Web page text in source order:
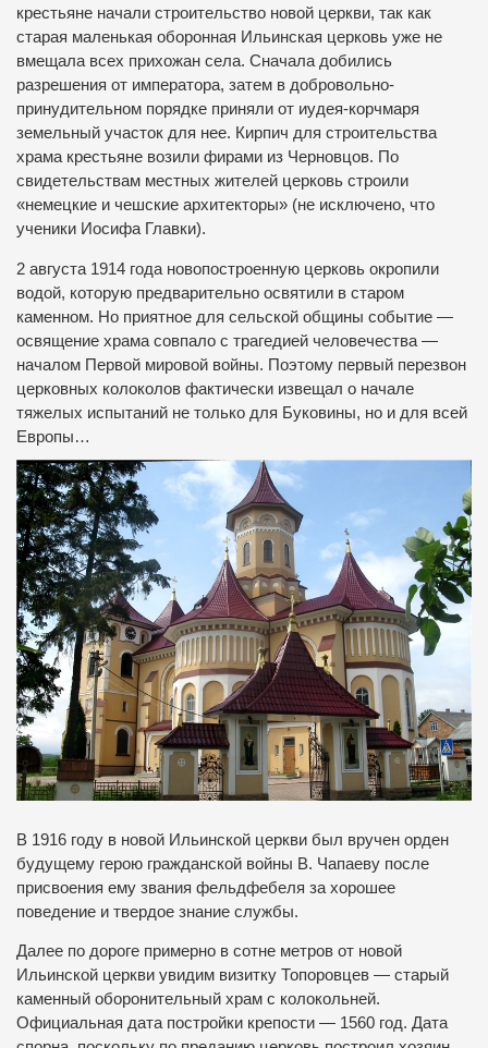
крестьяне начали строительство новой церкви, так как
старая маленькая оборонная Ильинская церковь уже не
вмещала всех прихожан села. Сначала добились
разрешения от императора, затем в добровольно-
принудительном порядке приняли от иудея-корчмаря
земельный участок для нее. Кирпич для строительства
храма крестьяне возили фирами из Черновцов. По
свидетельствам местных жителей церковь строили
«немецкие и чешские архитекторы» (не исключено, что
ученики Иосифа Главки).
2 августа 1914 года новопостроенную церковь окропили
водой, которую предварительно освятили в старом
каменном. Но приятное для сельской общины событие —
освящение храма совпало с трагедией человечества —
началом Первой мировой войны. Поэтому первый перезвон
церковных колоколов фактически извещал о начале
тяжелых испытаний не только для Буковины, но и для всей
Европы…
В 1916 году в новой Ильинской церкви был вручен орден
будущему герою гражданской войны В. Чапаеву после
присвоения ему звания фельдфебеля за хорошее
поведение и твердое знание службы.
Далее по дороге примерно в сотне метров от новой
Ильинской церкви увидим визитку Топоровцев — старый
каменный оборонительный храм с колокольней.
Официальная дата постройки крепости — 1560 год. Дата